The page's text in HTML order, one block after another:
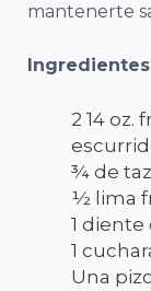
mantenerte
Ingredientes
2 14 oz.
¾ de
½ lima
1 diente
1
Una